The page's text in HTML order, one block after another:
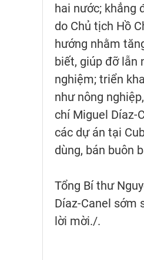
hai nước; khẳng
do Chủ tịch Hồ
hướng nhằm
biết, giúp đỡ lẫn
nghiệm; triển
như nông
chí Miguel Díaz-
các dự án tại
dùng, bán buôn
Tổng Bí thư
Díaz-Canel sớm
lời mời./.